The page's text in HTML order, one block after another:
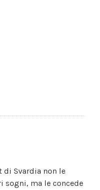
di Svardia non le
sogni, ma le concede